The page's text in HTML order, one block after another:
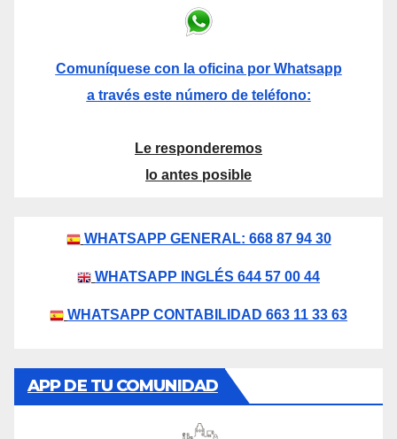
Comuníquese con la oficina por Whatsapp
a través este número de teléfono:
Le responderemos
lo antes posible
WHATSAPP GENERAL: 668 87 94 30
WHATSAPP INGLÉS 644 57 00 44
WHATSAPP CONTABILIDAD 663 11 33 63
APP DE TU COMUNIDAD